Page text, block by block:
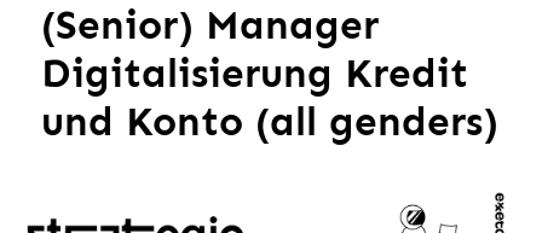
(Senior) Manager
Digitalisierung Kredit
und Konto (all genders)